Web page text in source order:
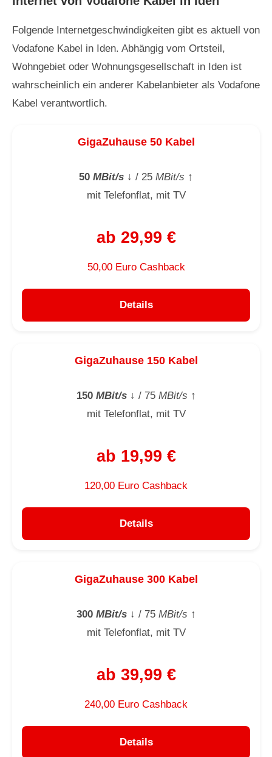
Folgende Internetgeschwindigkeiten gibt es aktuell von
Vodafone Kabel in Iden. Abhängig vom Ortsteil,
Wohngebiet oder Wohnungsgesellschaft in Iden ist
wahrscheinlich ein anderer Kabelanbieter als Vodafone
Kabel verantwortlich.
GigaZuhause 50 Kabel
50 MBit/s ↓ / 25 MBit/s ↑
mit Telefonflat, mit TV
ab 29,99 €
50,00 Euro Cashback
Details
GigaZuhause 150 Kabel
150MBit/s↓ / 75MBit/s ↑
mit Telefonflat, mit TV
ab 19,99 €
120,00 Euro Cashback
Details
GigaZuhause 300 Kabel
300MBit/s↓ / 75MBit/s ↑
mit Telefonflat, mit TV
ab 39,99 €
240,00 Euro Cashback
Details